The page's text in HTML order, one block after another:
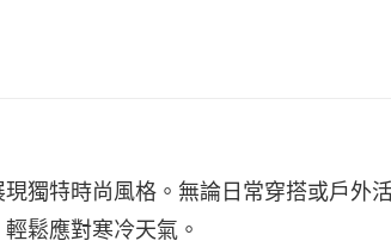
每筆NT$100
獨特時尚風格。無論日常穿搭或戶外
鬆應對寒冷天氣。